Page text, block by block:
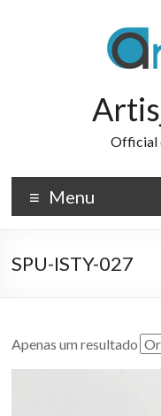
Official
Menu
SPU-ISTY-027
Apenas um resultado